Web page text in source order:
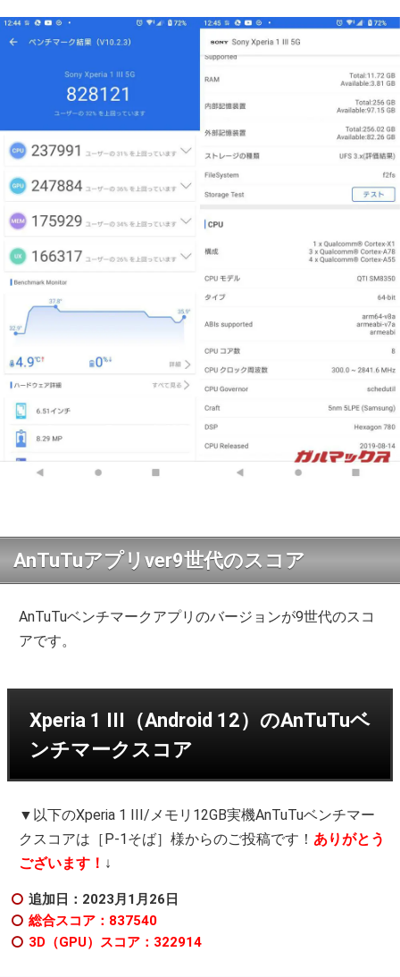
AnTuTuアプリver9世代のスコア
AnTuTuベンチマークアプリのバージョンが9世代のスコ
アです。
Xperia 1 III（Android 12）のAnTuTuベ
ンチマークスコア
▼以下のXperia 1 III/メモリ12GB実機AnTuTuベンチマー
クスコアは［P-1そば］様からのご投稿です！ ありがとう
ございます！ ↓
追加日：2023月1月26日
総合スコア：837540
3D（GPU）スコア：322914